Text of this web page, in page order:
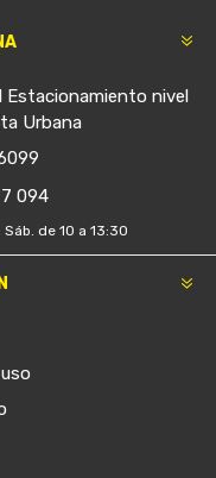
Estacionamiento nivel
Urbana
094
de 10 a 13:30